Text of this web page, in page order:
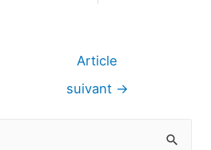
Article
suivant →